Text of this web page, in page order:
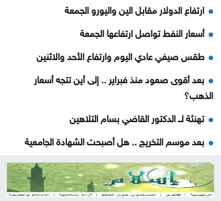
ارتفاع الدولار مقابل الين واليورو الجمعة
أسعار النفط تواصل ارتفاعها الجمعة
طقس صيفي عادي اليوم وارتفاع الأحد والاثنين
بعد أقوى صعود منذ فبراير .. إلى أين تتجه أسعار
الذهب؟
تهنئة لــ الدكتور القاضي بسام التلاهين
بعد موسم التخريج .. هل أصبحت الشهادة الجامعية
العنف ضد المرأة .. حق ام جريمة اختيار